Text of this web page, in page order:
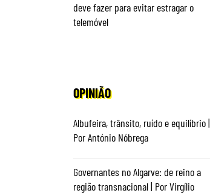
deve fazer para evitar estragar o
telemóvel
OPINIÃO
Albufeira, trânsito, ruído e equilíbrio |
Por António Nóbrega
Governantes no Algarve: de reino a
região transnacional | Por Virgílio